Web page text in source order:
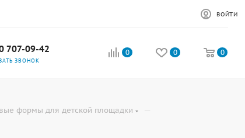
ВОЙТИ
707-09-42
ЗВОНОК
0 0 0
формы для детской площадки —